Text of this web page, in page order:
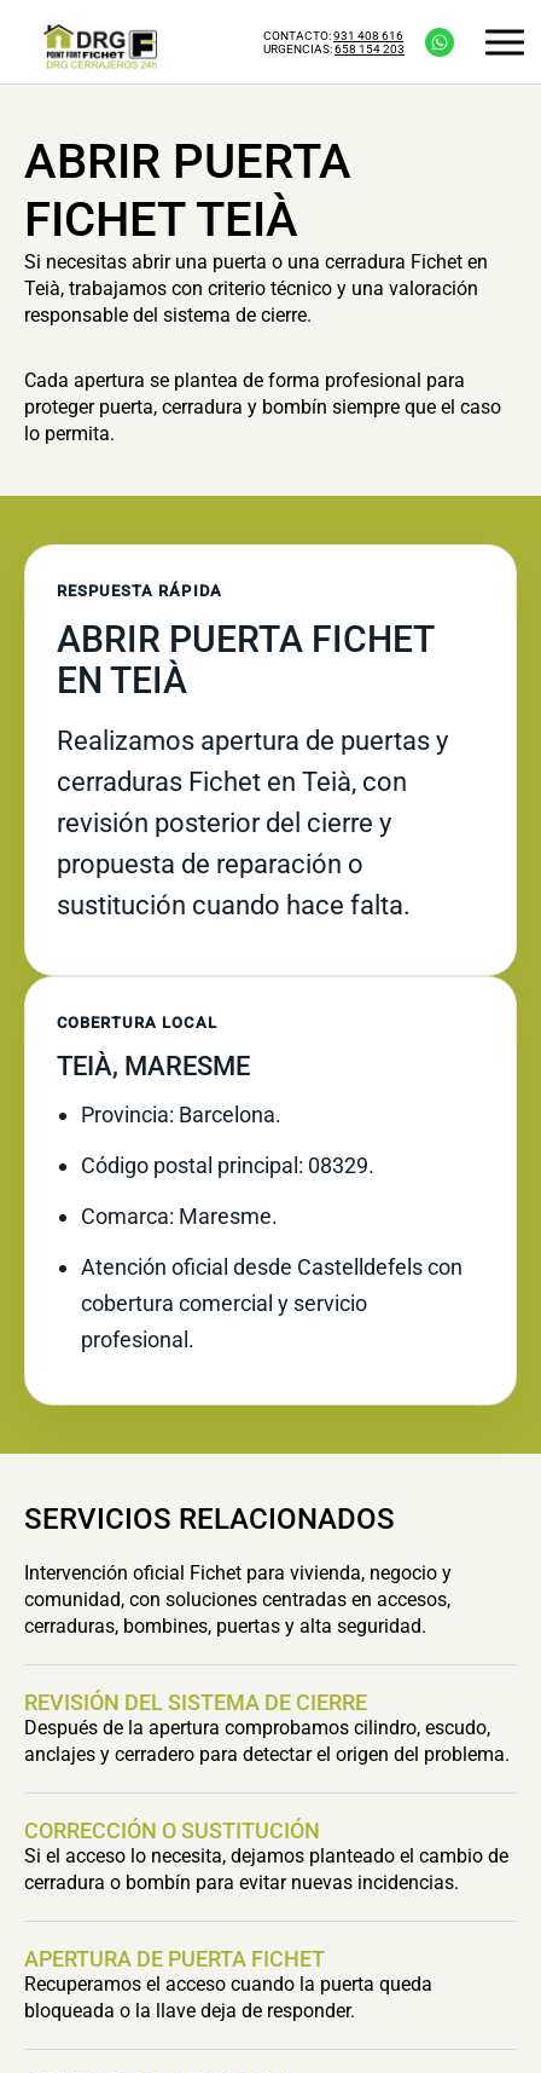
CONTACTO:931 408 616
URGENCIAS:658 154 203
ABRIR PUERTA
FICHET TEIÀ
Si necesitas abrir una puerta o una cerradura Fichet en
Teià, trabajamos con criterio técnico y una valoración
responsable del sistema de cierre.
Cada apertura se plantea de forma profesional para
proteger puerta, cerradura y bombín siempre que el caso
lo permita.
RESPUESTA RÁPIDA
ABRIR PUERTA FICHET
EN TEIÀ
Realizamos apertura de puertas y
cerraduras Fichet en Teià, con
revisión posterior del cierre y
propuesta de reparación o
sustitución cuando hace falta.
COBERTURA LOCAL
TEIÀ, MARESME
Provincia: Barcelona.
Código postal principal: 08329.
Comarca: Maresme.
Atención oficial desde Castelldefels con
cobertura comercial y servicio
profesional.
SERVICIOS RELACIONADOS
Intervención oficial Fichet para vivienda, negocio y
comunidad, con soluciones centradas en accesos,
cerraduras, bombines, puertas y alta seguridad.
REVISIÓN DEL SISTEMA DE CIERRE
Después de la apertura comprobamos cilindro, escudo,
anclajes y cerradero para detectar el origen del problema.
CORRECCIÓN O SUSTITUCIÓN
Si el acceso lo necesita, dejamos planteado el cambio de
cerradura o bombín para evitar nuevas incidencias.
APERTURA DE PUERTA FICHET
Recuperamos el acceso cuando la puerta queda
bloqueada o la llave deja de responder.